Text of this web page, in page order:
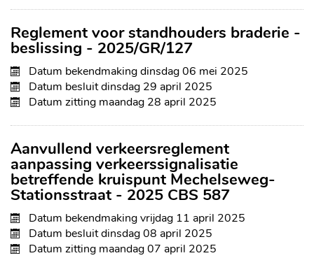
Reglement voor standhouders braderie -
beslissing - 2025/GR/127
Datum bekendmakingdinsdag 06 mei 2025
Datum besluitdinsdag 29 april 2025
Datum zitting maandag 28 april 2025
Aanvullend verkeersreglement
aanpassing verkeerssignalisatie
betreffende kruispunt Mechelseweg-
Stationsstraat - 2025 CBS 587
Datum bekendmakingvrijdag 11 april 2025
Datum besluitdinsdag 08 april 2025
Datum zitting maandag 07 april 2025